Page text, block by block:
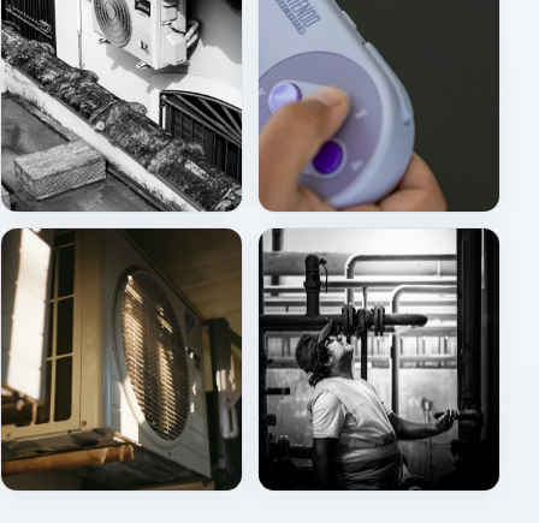
Dış ünite (cephe) Uzaktan kumanda